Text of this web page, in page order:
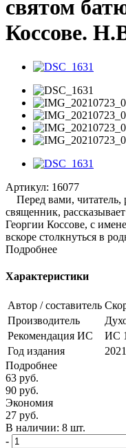
святом
Коссове.
Артикул: 16077
Перед вами, читатель,
священник,
Георгии Коссове, с
вскоре столкнуться в
Подробнее
Характеристики
Автор / составитель
Производитель
Рекомендация ИС
ИС
Год издания
2021
Подробнее
63 руб.
90 руб.
Экономия
27 руб.
В наличии: 8 шт.
-